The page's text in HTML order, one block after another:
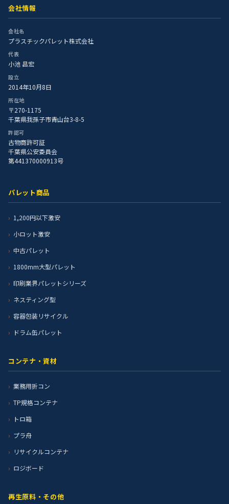
会社情報
会社名
プラスチックパレット株式会社
代表
小池 昌宏
設立
2014年10月8日
所在地
〒270-1175
千葉県我孫子市青山台3-8-5
許認可
古物商許可証
千葉県公安委員会
第441370000913号
パレット商品
1,200円以下激安
小ロット激安
中古パレット
1800mm大型パレット
印刷業界パレットシリーズ
ネスティング型
容器包装リサイクル
ドラム缶パレット
コンテナ・資材
業務用折コン
TP規格コンテナ
トロ箱
プラ舟
リサイクルコンテナ
ロジボード
再生原料・その他